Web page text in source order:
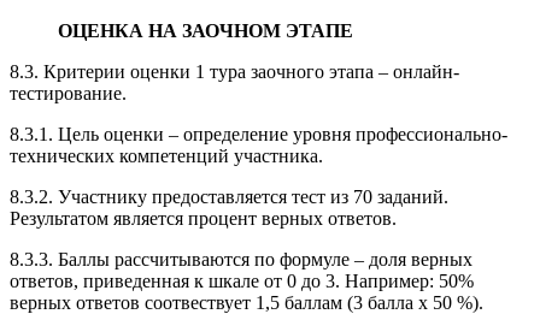
ОЦЕНКА НА ЗАОЧНОМ ЭТАПЕ
8.3. Критерии оценки 1 тура заочного этапа – онлайн-
тестирование.
8.3.1. Цель оценки – определение уровня профессионально-
технических компетенций участника.
8.3.2. Участнику предоставляется тест из 70 заданий.
Результатом является процент верных ответов.
8.3.3. Баллы рассчитываются по формуле – доля верных
ответов, приведенная к шкале от 0 до 3. Например: 50%
верных ответов соотвествует 1,5 баллам (3 балла х 50 %).